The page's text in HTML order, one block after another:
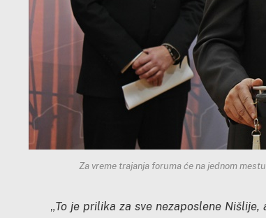
Za vreme trajanja foruma će na jednom
„To je prilika za sve nezaposlene